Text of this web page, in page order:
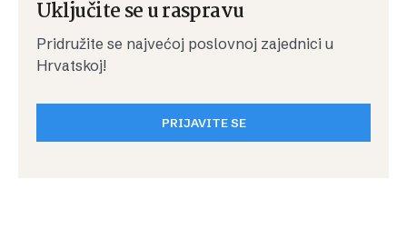
Uključite se u raspravu
Pridružite se najvećoj poslovnoj zajednici u
Hrvatskoj!
PRIJAVITE SE